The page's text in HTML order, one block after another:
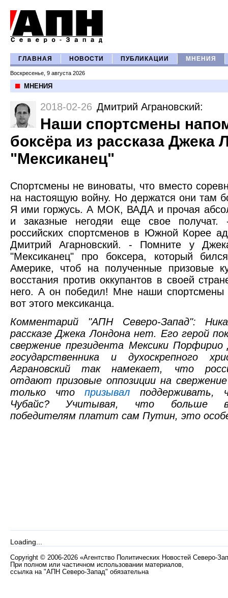
ГЛАВНАЯ НОВОСТИ ПУБЛИКАЦИИ МНЕНИЯ
Воскресенье, 9 августа 2026
МНЕНИЯ
2018-02-26 Дмитрий Аграновский:
Наши спортсмены
боксёра из рассказа Джека
"Мексиканец"
Спортсмены не виноваты, что вместо
на настоящую войну. Но держатся они там
Я ими горжусь. А МОК, ВАДА и прочая
и заказные негодяи еще свое
российских спортсменов в Южной Корее
Дмитрий Агарновский. - Помните у
"Мексиканец" про боксера, который
Америке, чтоб на полученные призовые
восстания против оккупантов в своей
него. А он победил! Мне наши спортсмены
вот этого мексиканца.
Комментарий "АПН Северо-Запад":
рассказе Джека Лондона нет. Его герой
свержение президента Мексики
государственника и духоскрепного
Аграновский так намекает, что
отдают призовые оппозиции на
только чтопризывал поддерживать,
Чубайс? Учитывая, что больше
победителям платит сам Путин, это
Loading...
Copyright © 2006-2026 «Агентство Политических Новостей Северо-
При полном или частичном использовании материалов,
ссылка на "АПН Северо-Запад" обязательна